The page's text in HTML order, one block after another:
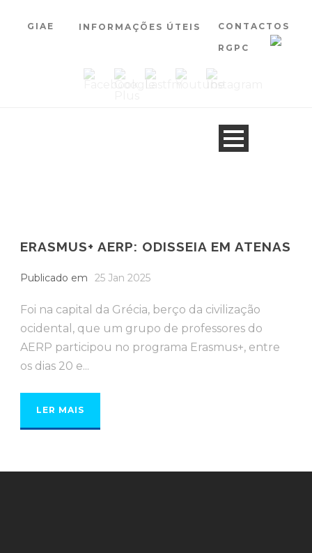
GIAE INFORMAÇÕES ÚTEIS CONTACTOS
RGPC
ERASMUS+ AERP: ODISSEIA EM ATENAS
Publicado em 25 Jan 2025
Foi na capital da Grécia, berço da civilização
ocidental, que um grupo de professores do
AERP participou no programa Erasmus+, entre
os dias 20 e...
LER MAIS